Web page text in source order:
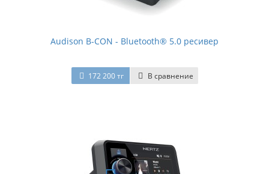
Audison B-CON - Bluetooth® 5.0 ресивер
172 200 тг В сравнение